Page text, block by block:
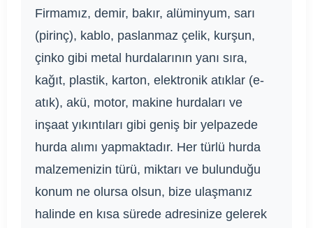
Firmamız, demir, bakır, alüminyum, sarı
(pirinç), kablo, paslanmaz çelik, kurşun,
çinko gibi metal hurdalarının yanı sıra,
kağıt, plastik, karton, elektronik atıklar (e-
atık), akü, motor, makine hurdaları ve
inşaat yıkıntıları gibi geniş bir yelpazede
hurda alımı yapmaktadır. Her türlü hurda
malzemenizin türü, miktarı ve bulunduğu
konum ne olursa olsun, bize ulaşmanız
halinde en kısa sürede adresinize gelerek